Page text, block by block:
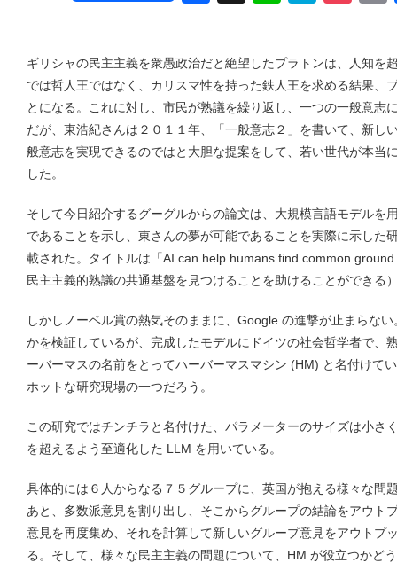
ギリシャの民主主義を衆愚政治だと絶望したプラトンは、人知を
では哲人王ではなく、カリスマ性を持った鉄人王を求める結果、
とになる。これに対し、市民が熟議を繰り返し、一つの一般意志
だが、東浩紀さんは２０１１年、「一般意志２」を書いて、新し
般意志を実現できるのではと大胆な提案をして、若い世代が本当
した。
そして今日紹介するグーグルからの論文は、大規模言語モデルを
であることを示し、東さんの夢が可能であることを実際に示した
載された。タイトルは「AI can help humans find common
民主主義的熟議の共通基盤を見つけることを助けることができる
しかしノーベル賞の熱気そのままに、Google の進撃が止まらな
かを検証しているが、完成したモデルにドイツの社会哲学者で、
ーバーマスの名前をとってハーバーマスマシン (HM) と名付けて
ホットな研究現場の一つだろう。
この研究ではチンチラと名付けた、パラメーターのサイズは小さ
を超えるよう至適化した LLM を用いている。
具体的には６人からなる７５グループに、英国が抱える様々な問
あと、多数派意見を割り出し、そこからグループの結論をアウト
意見を再度集め、それを計算して新しいグループ意見をアウトプ
る。そして、様々な民主主義の問題について、HM が役立つかど